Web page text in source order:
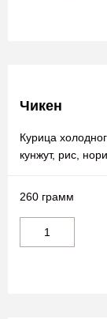
Чикен
Курица
кунжут, рис, нори
260 грамм